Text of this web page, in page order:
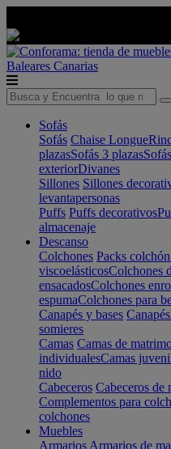
Baleares Canarias
Sofás
Sofás Chaise Longue
plazasSofás 3 plazas
exteriorDivanes
Sillones Sillones
levantapersonas
Puffs Puffs decorativos
almacenaje
Descanso
Colchones Packs
viscoelásticosColchones
ensacadosColchones
espumaColchones para
Canapés y bases Canapés
somieres
Camas Camas de
individualesCamas
nido
Cabeceros Cabeceros de
Complementos para
colchones
Muebles
Armarios Armarios de